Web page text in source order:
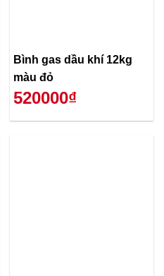
Bình gas dầu khí 12kg
màu đỏ
520000₫